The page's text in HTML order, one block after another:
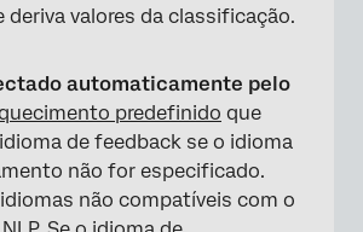
valores da classificação.
automaticamente pelo
predefinido que
de feedback se o idioma
não for especificado.
não compatíveis com o